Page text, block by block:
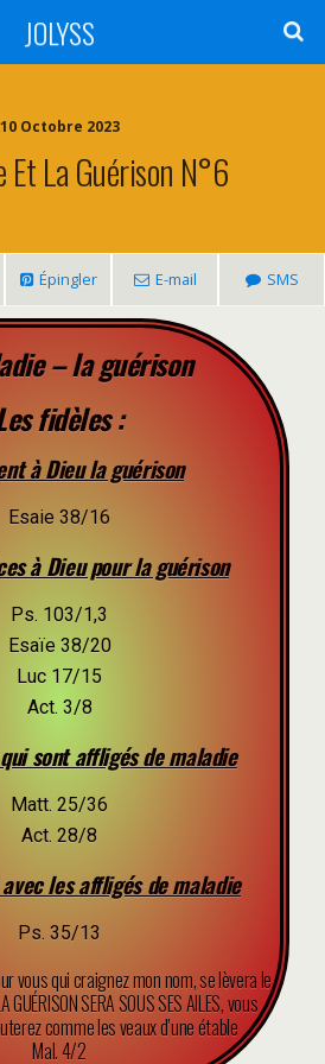
JOLYSS
10 Octobre 2023
Et La Guérison N°6
Épingler E-mail SMS
– la guérison
fidèles :
à Dieu la guérison
Esaie 38/16
à Dieu pour la guérison
Ps. 103/1,3
Esaïe 38/20
Luc 17/15
Act. 3/8
sont affligés de maladie
Matt. 25/36
Act. 28/8
les affligés de maladie
Ps. 35/13
vous qui craignez mon nom, se lèvera le
SERA SOUS SES AILES, vous
comme les veaux d’une étable
Mal. 4/2